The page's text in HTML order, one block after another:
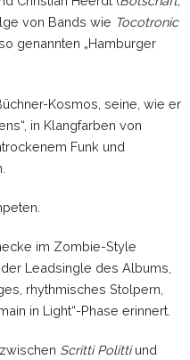
von Bands wie Tocotronic
genannten „Hamburger
Kosmos, seine, wie er
in Klangfarben von
Funk und
im Zombie-Style
Leadsingle des Albums,
rhythmisches Stolpern,
in Light“-Phase erinnert.
Scritti Polittiund